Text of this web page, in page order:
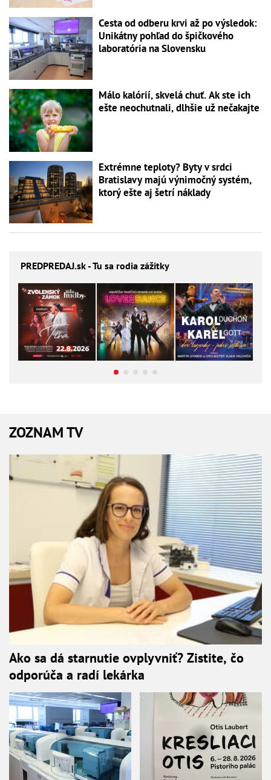
Cesta od odberu krvi až po výsledok:
Unikátny pohľad do špičkového
laboratória na Slovensku
Málo kalórií, skvelá chuť. Ak ste ich
ešte neochutnali, dlhšie už nečakajte
Extrémne teploty? Byty v srdci
Bratislavy majú výnimočný systém,
ktorý ešte aj šetrí náklady
PREDPREDAJ.sk - Tu sa rodia zážitky
ZOZNAM TV
Ako sa dá starnutie ovplyvniť? Zistite, čo
odporúča a radí lekárka